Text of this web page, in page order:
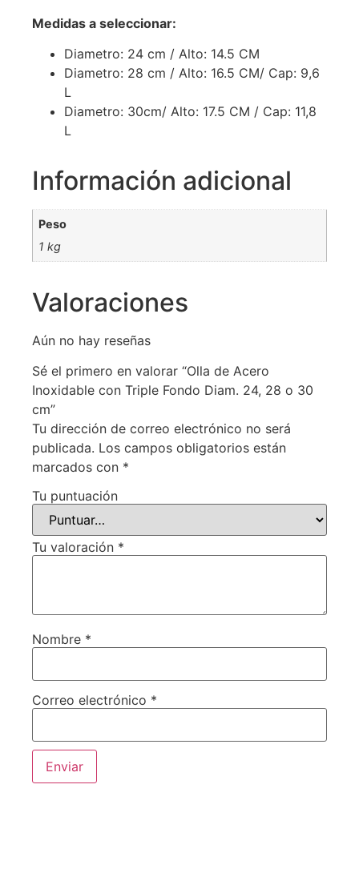
Medidas a seleccionar:
Diametro: 24 cm / Alto: 14.5 CM
Diametro: 28 cm / Alto: 16.5 CM/ Cap: 9,6
L
Diametro: 30cm/ Alto: 17.5 CM / Cap: 11,8
L
Información adicional
Peso
1 kg
Valoraciones
Aún no hay reseñas
Sé el primero en valorar “Olla de Acero
Inoxidable con Triple Fondo Diam. 24, 28 o 30
cm”
Tu dirección de correo electrónico no será
publicada. Los campos obligatorios están
marcados con *
Tu puntuación
Tu valoración *
Nombre *
Correo electrónico *